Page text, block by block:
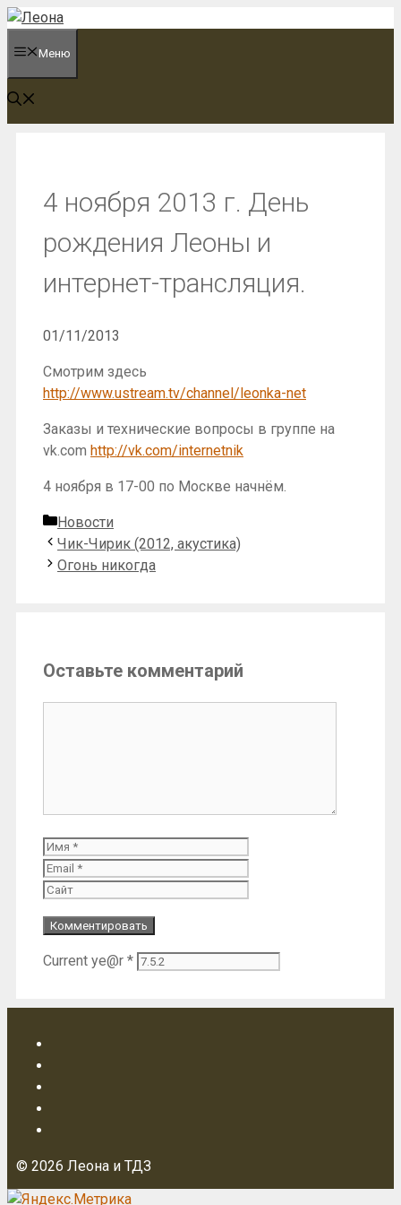
Перейти
содержимому
Меню
4 ноября 2013 г. День
рождения Леоны и
интернет-трансляция.
01/11/2013
Смотрим здесь
http://www.ustream.tv/channel/leonka-net
Заказы и технические вопросы в группе на
vk.com http://vk.com/internetnik
4 ноября в 17-00 по Москве начнём.
Рубрики
Новости
Чик-Чирик (2012, акустика)
Огонь никогда
Оставьте комментарий
Имя
Current ye@r *
© 2026 Леона и ТДЗ